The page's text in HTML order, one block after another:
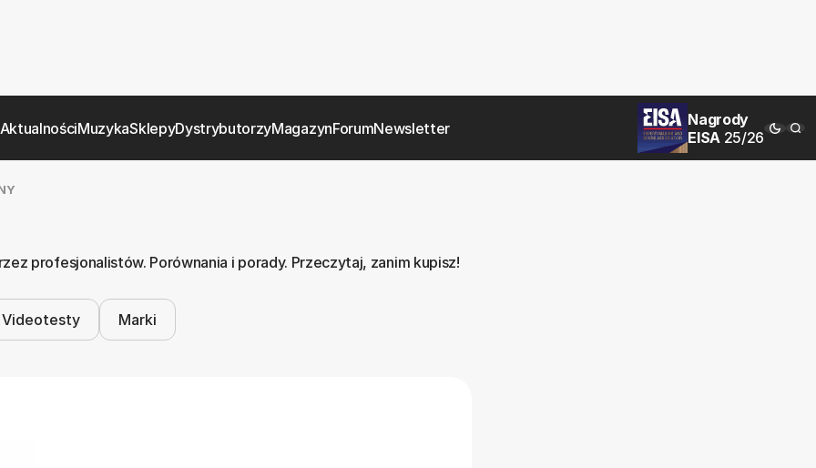
AktualnościMuzykaSklepyDystrybutorzyMagazynForumNewsletter
Nagrody
EISA 25/26
profesjonalistów. Porównania i porady. Przeczytaj, zanim kupisz!
Videotesty Marki